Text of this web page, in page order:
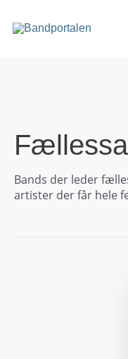
indholdet
Bands der leder
artister der får hele